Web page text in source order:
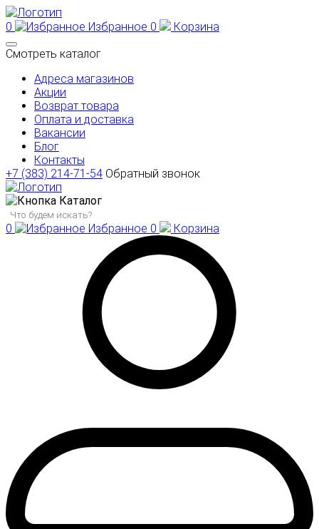
0 Избранное 0
Корзина
Смотреть каталог
Адреса магазинов
Акции
Возврат товара
Оплата и доставка
Вакансии
Блог
Контакты
+7 (383) 214-71-54 Обратный звонок
Каталог
0 Избранное 0 Корзина